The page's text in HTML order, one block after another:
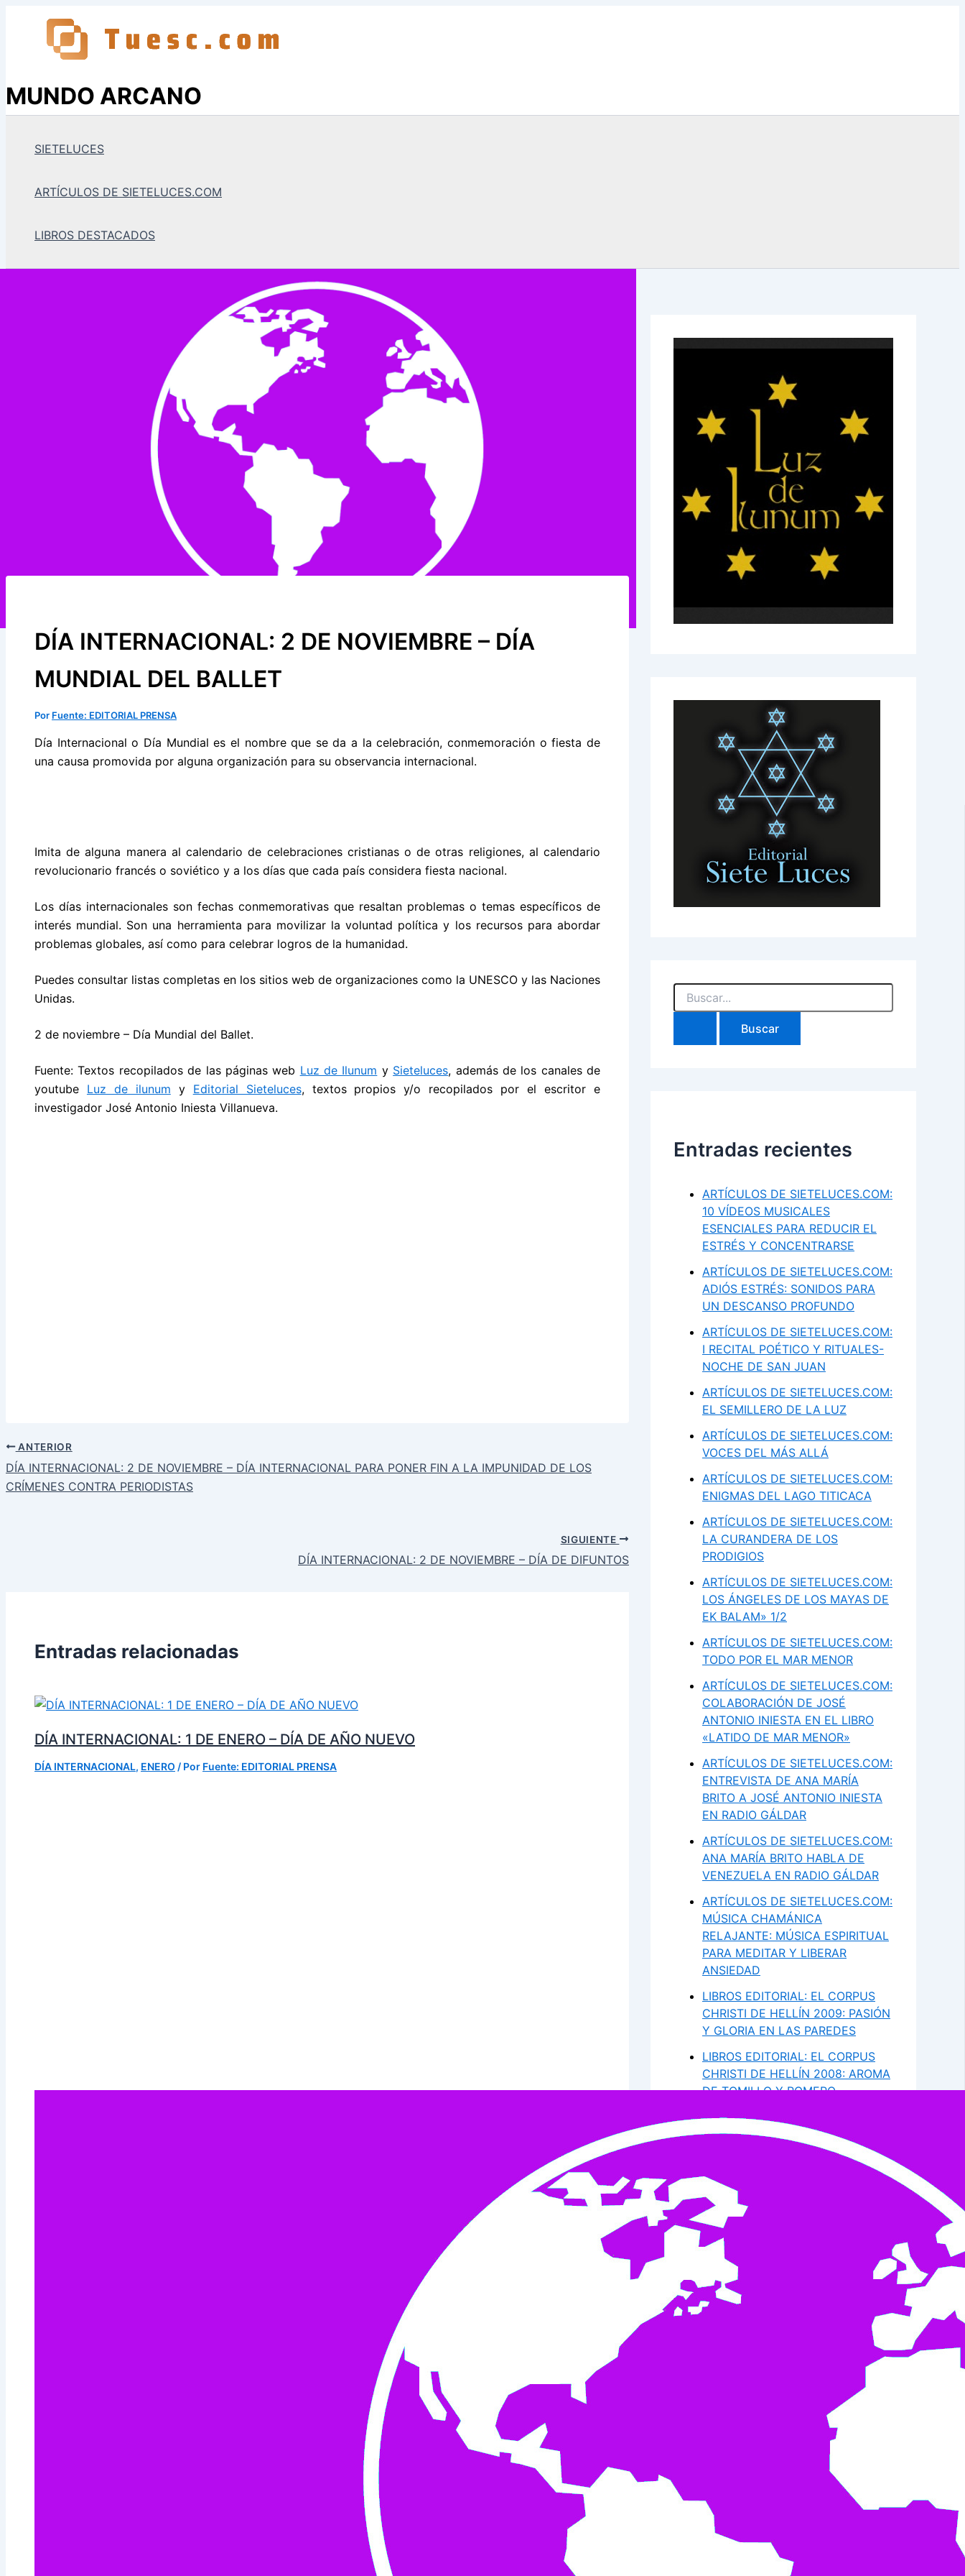
contenido
MUNDO ARCANO
SIETELUCES
ARTÍCULOS DE SIETELUCES.COM
LIBROS DESTACADOS
DÍA INTERNACIONAL: 2 DE NOVIEMBRE – DÍA
MUNDIAL DEL BALLET
Por Fuente: EDITORIAL PRENSA
Día Internacional o Día Mundial es el nombre que se da a la celebración, conmemoración o fiesta de
una causa promovida por alguna organización para su observancia internacional.
Imita de alguna manera al calendario de celebraciones cristianas o de otras religiones, al calendario
revolucionario francés o soviético y a los días que cada país considera fiesta nacional.
Los días internacionales son fechas conmemorativas que resaltan problemas o temas específicos de
interés mundial. Son una herramienta para movilizar la voluntad política y los recursos para abordar
problemas globales, así como para celebrar logros de la humanidad.
Puedes consultar listas completas en los sitios web de organizaciones como la UNESCO y las Naciones
Unidas.
2 de noviembre – Día Mundial del Ballet.
Fuente: Textos recopilados de las páginas web Luz de Ilunum y Sieteluces, además de los canales de
youtube Luz de ilunum y Editorial Sieteluces, textos propios y/o recopilados por el escritor e
investigador José Antonio Iniesta Villanueva.
ANTERIOR
DÍA INTERNACIONAL: 2 DE NOVIEMBRE – DÍA INTERNACIONAL PARA PONER FIN A LA IMPUNIDAD DE LOS
CRÍMENES CONTRA PERIODISTAS
SIGUIENTE
DÍA INTERNACIONAL: 2 DE NOVIEMBRE – DÍA DE DIFUNTOS
Entradas relacionadas
DÍA INTERNACIONAL: 1 DE ENERO – DÍA DE AÑO NUEVO
DÍA INTERNACIONAL, ENERO / Por Fuente: EDITORIAL PRENSA
Buscar
por:
Entradas recientes
ARTÍCULOS DE SIETELUCES.COM:
10 VÍDEOS MUSICALES
ESENCIALES PARA REDUCIR EL
ESTRÉS Y CONCENTRARSE
ARTÍCULOS DE SIETELUCES.COM:
ADIÓS ESTRÉS: SONIDOS PARA
UN DESCANSO PROFUNDO
ARTÍCULOS DE SIETELUCES.COM:
I RECITAL POÉTICO Y RITUALES-
NOCHE DE SAN JUAN
ARTÍCULOS DE SIETELUCES.COM:
EL SEMILLERO DE LA LUZ
ARTÍCULOS DE SIETELUCES.COM:
VOCES DEL MÁS ALLÁ
ARTÍCULOS DE SIETELUCES.COM:
ENIGMAS DEL LAGO TITICACA
ARTÍCULOS DE SIETELUCES.COM:
LA CURANDERA DE LOS
PRODIGIOS
ARTÍCULOS DE SIETELUCES.COM:
LOS ÁNGELES DE LOS MAYAS DE
EK BALAM» 1/2
ARTÍCULOS DE SIETELUCES.COM:
TODO POR EL MAR MENOR
ARTÍCULOS DE SIETELUCES.COM:
COLABORACIÓN DE JOSÉ
ANTONIO INIESTA EN EL LIBRO
«LATIDO DE MAR MENOR»
ARTÍCULOS DE SIETELUCES.COM:
ENTREVISTA DE ANA MARÍA
BRITO A JOSÉ ANTONIO INIESTA
EN RADIO GÁLDAR
ARTÍCULOS DE SIETELUCES.COM:
ANA MARÍA BRITO HABLA DE
VENEZUELA EN RADIO GÁLDAR
ARTÍCULOS DE SIETELUCES.COM:
MÚSICA CHAMÁNICA
RELAJANTE: MÚSICA ESPIRITUAL
PARA MEDITAR Y LIBERAR
ANSIEDAD
LIBROS EDITORIAL: EL CORPUS
CHRISTI DE HELLÍN 2009: PASIÓN
Y GLORIA EN LAS PAREDES
LIBROS EDITORIAL: EL CORPUS
CHRISTI DE HELLÍN 2008: AROMA
DE TOMILLO Y ROMERO